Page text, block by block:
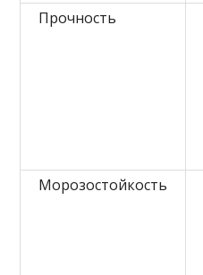
Прочность
Морозостойкость